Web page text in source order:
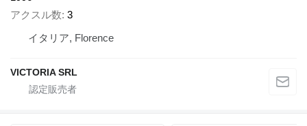
アクスル数 3
イタリア, Florence
VICTORIA SRL